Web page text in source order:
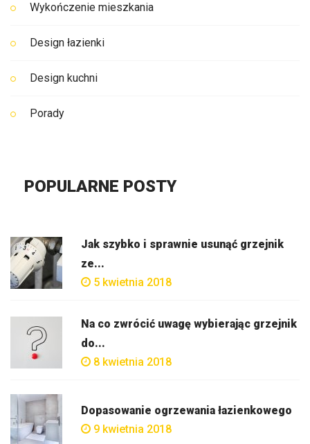
Wykończenie mieszkania
Design łazienki
Design kuchni
Porady
POPULARNE POSTY
Jak szybko i sprawnie usunąć grzejnik
ze...
5 kwietnia 2018
Na co zwrócić uwagę wybierając grzejnik
do...
8 kwietnia 2018
Dopasowanie ogrzewania łazienkowego
9 kwietnia 2018